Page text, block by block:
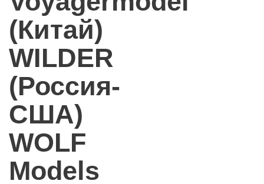
(Китай)
WILDER
(Россия-
США)
WOLF
Models